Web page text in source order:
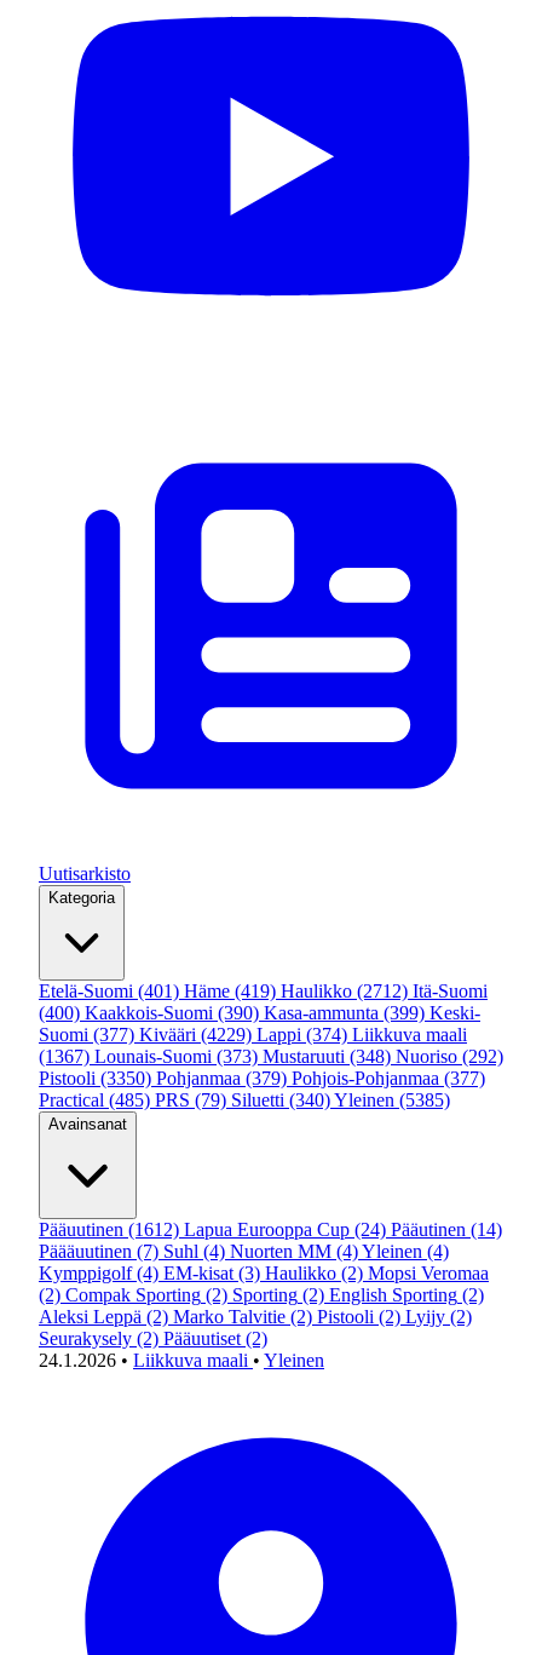
Uutisarkisto
Kategoria
Etelä-Suomi (401) Häme (419) Haulikko (2712) Itä-Suomi
(400) Kaakkois-Suomi (390) Kasa-ammunta (399) Keski-
Suomi (377) Kivääri (4229) Lappi (374) Liikkuva maali
(1367) Lounais-Suomi (373) Mustaruuti (348) Nuoriso (292)
Pistooli (3350) Pohjanmaa (379) Pohjois-Pohjanmaa (377)
Practical (485) PRS (79) Siluetti (340)Yleinen (5385)
Avainsanat
Pääuutinen (1612) Lapua Eurooppa Cup (24) Pääutinen (14)
Päääuutinen (7) Suhl (4) Nuorten MM (4)Yleinen (4)
Kymppigolf (4) EM-kisat (3) Haulikko (2) Mopsi Veromaa
(2) Compak Sporting (2) Sporting (2) English Sporting (2)
Aleksi Leppä (2) Marko Talvitie (2) Pistooli (2) Lyijy (2)
Seurakysely (2) Pääuutiset (2)
24.1.2026 • Liikkuva maali • Yleinen